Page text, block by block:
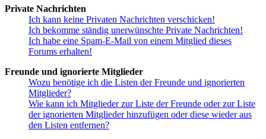
Private Nachrichten
Ich kann keine Privaten Nachrichten verschicken!
Ich bekomme ständig unerwünschte Private Nachrichten!
Ich habe eine Spam-E-Mail von einem Mitglied dieses
Forums erhalten!
Freunde und ignorierte Mitglieder
Wozu benötige ich die Listen der Freunde und ignorierten
Mitglieder?
Wie kann ich Mitglieder zur Liste der Freunde oder zur Liste
der ignorierten Mitglieder hinzufügen oder diese wieder aus
den Listen entfernen?